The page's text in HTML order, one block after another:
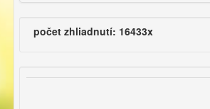
počet zhliadnutí: 16433x